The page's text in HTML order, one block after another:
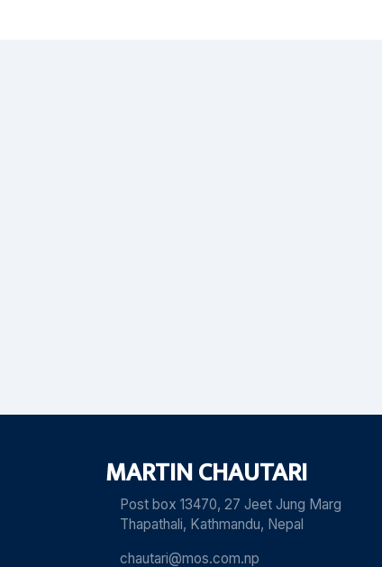
MARTIN CHAUTARI
Post box 13470, 27 Jeet Jung Marg
Thapathali, Kathmandu, Nepal
chautari@mos.com.np